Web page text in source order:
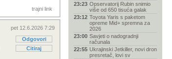
trajni link
pet 12.6.2026 7:29
Odgovori
Citiraj
23:23 Opservatorij Rubin snimio
više od 650 tisuća galak
23:12 Toyota Yaris s paketom
opreme Mid+ spremna za
2026
23:00 Savjeti o nadogradnji
računala
22:55 Ukrajinski Jetkiller, novi dron
presretač, lovi sv